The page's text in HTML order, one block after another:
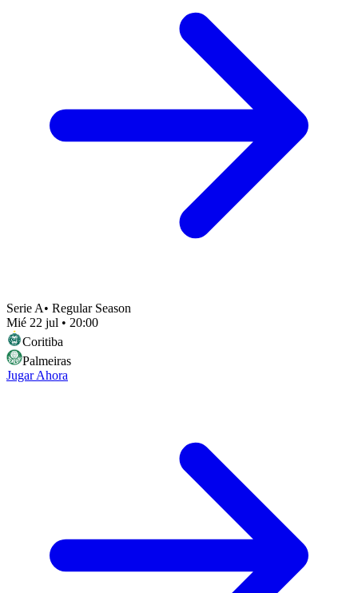
Serie A• Regular Season
Mié 22 jul • 20:00
Coritiba
Palmeiras
Jugar Ahora